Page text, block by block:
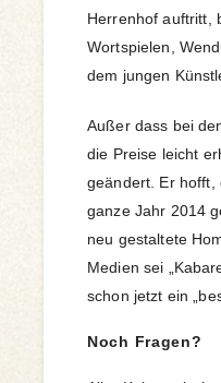
Herrenhof auftritt,
Wortspielen,
dem jungen
Außer dass bei
die Preise leicht
geändert. Er hofft,
ganze Jahr 2014
neu gestaltete
Medien sei
schon jetzt ein
Noch Fragen?